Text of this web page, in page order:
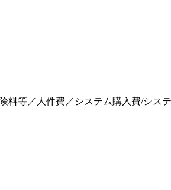
料等／人件費／システム購入費/シス